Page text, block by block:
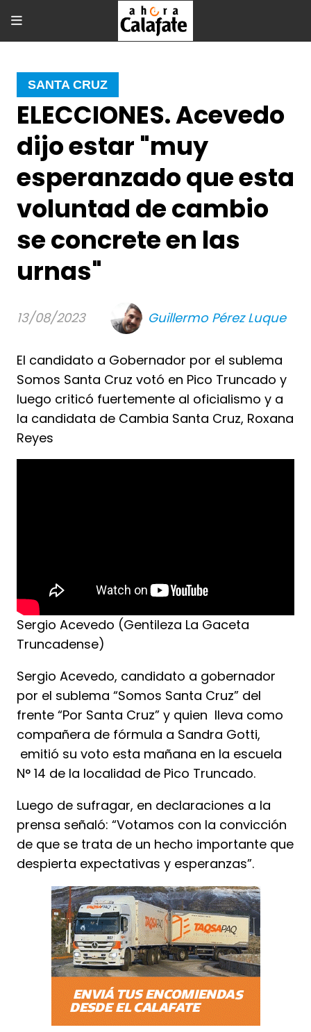
ELECCIONES. Acevedo
dijo estar "muy
esperanzado que esta
voluntad de cambio
se concrete en las
urnas"
El candidato a Gobernador por el sublema
Somos Santa Cruz votó en Pico Truncado y
luego criticó fuertemente al oficialismo y a
la candidata de Cambia Santa Cruz, Roxana
Reyes
SANTA CRUZ
13/08/2023 Guillermo Pérez Luque
Sergio Acevedo (Gentileza La Gaceta
Truncadense)
Sergio Acevedo, candidato a gobernador
por el sublema “Somos Santa Cruz” del
frente “Por Santa Cruz” y quien lleva como
compañera de fórmula a Sandra Gotti,
emitió su voto esta mañana en la escuela
N° 14 de la localidad de Pico Truncado.
Luego de sufragar, en declaraciones a la
prensa señaló: “Votamos con la convicción
de que se trata de un hecho importante que
despierta expectativas y esperanzas”.